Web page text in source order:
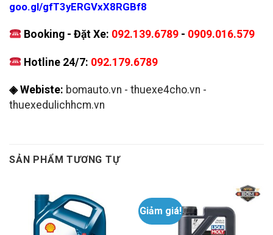
goo.gl/gfT3yERGVxX8RGBf8
Booking - Đặt Xe: 092.139.6789 - 0909.016.579
Hotline 24/7: 092.179.6789
◈ Webiste: bomauto.vn - thuexe4cho.vn -
thuexedulichhcm.vn
SẢN PHẨM TƯƠNG TỰ
Giảm giá!